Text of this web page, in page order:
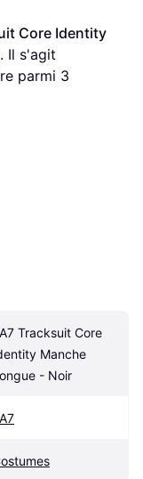
Core Identity
. Il s'agit
parmi 3
Tracksuit Core
Manche
- Noir